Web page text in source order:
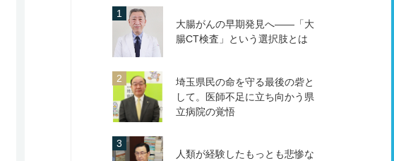
大腸がんの早期発見へ――「大
腸CT検査」という選択肢とは
埼玉県民の命を守る最後の砦と
して。医師不足に立ち向かう県
立病院の覚悟
人類が経験したもっとも悲惨な